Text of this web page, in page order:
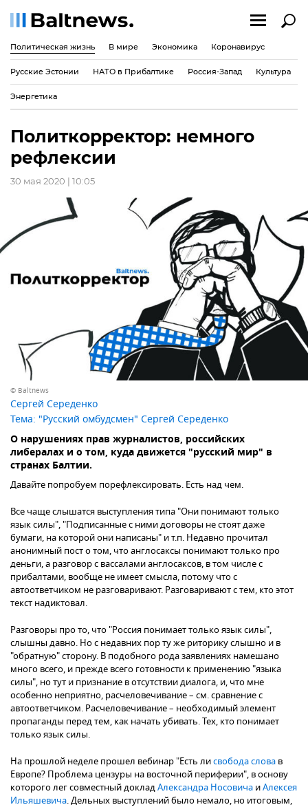
Политическая жизнь В мире Экономика Коронавирус
Русские Эстонии НАТО в Прибалтике Россия-Запад Культура
Энергетика
Политкорректор: немного
рефлексии
30 мая 2020 | 10:05
© Baltnews
Сергей Середенко
Тема: "Русский омбудсмен" Сергей Середенко
О нарушениях прав журналистов, российских
либералах и о том, куда движется "русский мир" в
странах Балтии.
Давайте попробуем порефлексировать. Есть над чем.
Все чаще слышатся выступления типа "Они понимают только
язык силы", "Подписанные с ними договоры не стоят даже
бумаги, на которой они написаны" и т.п. Недавно прочитал
анонимный пост о том, что англосаксы понимают только про
деньги, а разговор с вассалами англосаксов, в том числе с
прибалтами, вообще не имеет смысла, потому что с
автоответчиком не разговаривают. Разговаривают с тем, кто этот
текст надиктовал.
Разговоры про то, что "Россия понимает только язык силы",
слышны давно. Но с недавних пор ту же риторику слышно и в
"обратную" сторону. В подобного рода заявлениях намешано
много всего, и прежде всего готовности к применению "языка
силы", но тут и признание в отсутствии диалога, и, что мне
особенно неприятно, расчеловечивание – см. сравнение с
автоответчиком. Расчеловечивание – необходимый элемент
пропаганды перед тем, как начать убивать. Тех, кто понимает
только язык силы.
На прошлой неделе прошел вебинар "Есть лисвобода слова в
Европе? Проблема цензуры на восточной периферии", в основу
которого лег совместный докладАлександра Носовича иАлексея
Ильяшевича. Дельных выступлений было немало, но итоговым,